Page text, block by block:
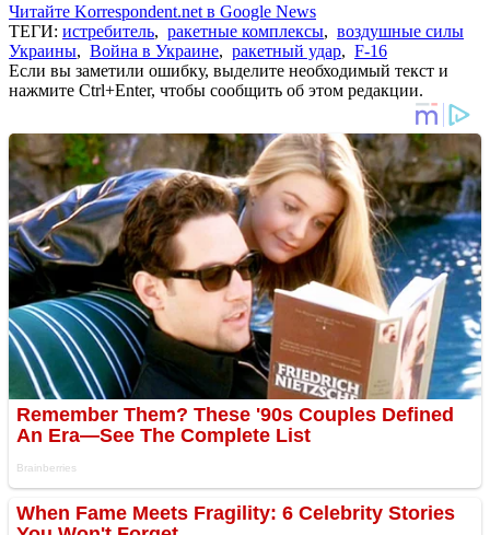
Читайте Korrespondent.net в Google News
ТЕГИ: истребитель, ракетные комплексы, воздушные силы
Украины, Война в Украине, ракетный удар, F-16
Если вы заметили ошибку, выделите необходимый текст и
нажмите Ctrl+Enter, чтобы сообщить об этом редакции.